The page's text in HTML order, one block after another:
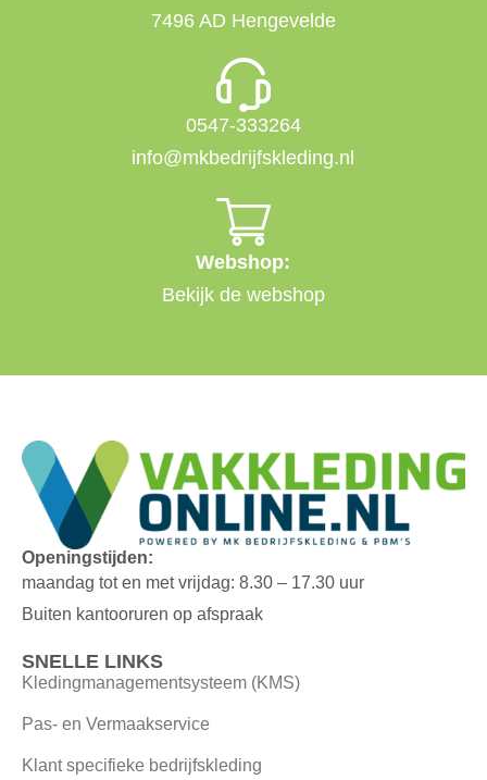
7496 AD Hengevelde
0547-333264
info@mkbedrijfskleding.nl
Webshop:
Bekijk de webshop
Openingstijden:
maandag tot en met vrijdag: 8.30 – 17.30 uur
Buiten kantooruren op afspraak
SNELLE LINKS
Kledingmanagementsysteem (KMS)
Pas- en Vermaakservice
Klant specifieke bedrijfskleding